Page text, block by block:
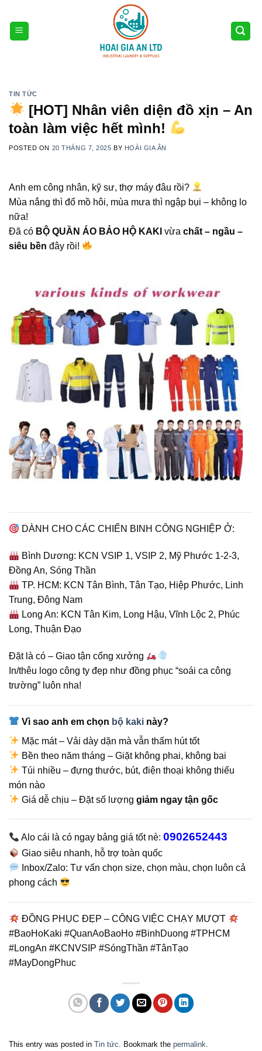
content
TIN TỨC
[HOT] Nhân viên diện đồ xịn – An
toàn làm việc hết mình!
POSTED ON 20 THÁNG 7, 2025 BY HOÀI GIA ÂN
Anh em công nhân, kỹ sư, thợ máy đâu rồi?
Mùa nắng thì đổ mồ hôi, mùa mưa thì ngập bụi – không lo
nữa!
Đã có BỘ QUẦN ÁO BẢO HỘ KAKI vừa chất – ngầu –
siêu bền đây rồi!
DÀNH CHO CÁC CHIẾN BINH CÔNG NGHIỆP Ở:
Bình Dương: KCN VSIP 1, VSIP 2, Mỹ Phước 1-2-3,
Đồng An, Sóng Thần
TP. HCM: KCN Tân Bình, Tân Tạo, Hiệp Phước, Linh
Trung, Đông Nam
Long An: KCN Tân Kim, Long Hậu, Vĩnh Lộc 2, Phúc
Long, Thuận Đạo
Đặt là có – Giao tận cổng xưởng
In/thêu logo công ty đẹp như đồng phục “soái ca công
trường” luôn nha!
Vì sao anh em chọn bộ kaki này?
Mặc mát – Vải dày dặn mà vẫn thấm hút tốt
Bền theo năm tháng – Giặt không phai, không bai
Túi nhiều – đựng thước, bút, điện thoại không thiếu
món nào
Giá dễ chịu – Đặt số lượnggiảm ngay tận gốc
Alo cái là có ngay bảng giá tốt nè:0902652443
Giao siêu nhanh, hỗ trợ toàn quốc
Inbox/Zalo: Tư vấn chọn size, chọn màu, chọn luôn cả
phong cách
ĐỒNG PHỤC ĐẸP – CÔNG VIỆC CHẠY MƯỢT
#BaoHoKaki #QuanAoBaoHo #BinhDuong #TPHCM
#LongAn #KCNVSIP #SóngThần #TânTạo
#MayDongPhuc
This entry was posted in Tin tức . Bookmark the permalink